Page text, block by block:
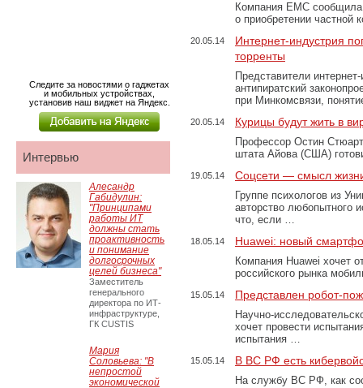
Компания EMC
о приобретении
20.05.14
Интернет-индустрия
торренты
Представители
антипиратский
при Минкомсвязи,
20.05.14 Курицы будут жить в
Профессор Остин
штата Айова (США)
19.05.14 Соцсети — смысл
Группе психологов из
авторство любопытного
что, если …
18.05.14 Huawei: новый
Компания Huawei хочет
российского рынка
15.05.14 Представлен робот-
Научно-
хочет провести
испытания …
15.05.14 В ВС РФ есть
На службу ВС РФ, как
Следите за новостями о гаджетах
и мобильных устройствах,
установив наш виджет на Яндекс.
Интервью
Алесандр
Габидулин:
"Принципами
работы ИТ
должны стать
проактивность
и понимание
долгосрочных
целей бизнеса"
Заместитель
генерального
директора по ИТ-
инфраструктуре,
ГК CUSTIS
Мария
Соловьева: "В
непростой
экономической